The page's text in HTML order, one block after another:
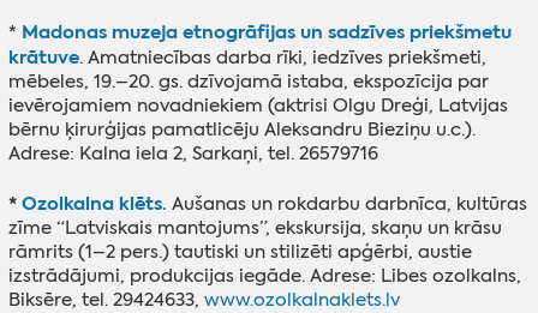
* Madonas muzeja etnogrāfijas un sadzīves priekšmetu
krātuve. Amatniecības darba rīki, iedzīves priekšmeti,
mēbeles, 19.–20. gs. dzīvojamā istaba, ekspozīcija par
ievērojamiem novadniekiem (aktrisi Olgu Dreģi, Latvijas
bērnu ķirurģijas pamatlicēju Aleksandru Bieziņu u.c.).
Adrese: Kalna iela 2, Sarkaņi, tel. 26579716
*Ozolkalna klēts. Aušanas un rokdarbu darbnīca, kultūras
zīme “Latviskais mantojums”, ekskursija, skaņu un krāsu
rāmrits (1–2 pers.) tautiski un stilizēti apģērbi, austie
izstrādājumi, produkcijas iegāde. Adrese: Libes ozolkalns,
Biksēre, tel. 29424633, www.ozolkalnaklets.lv